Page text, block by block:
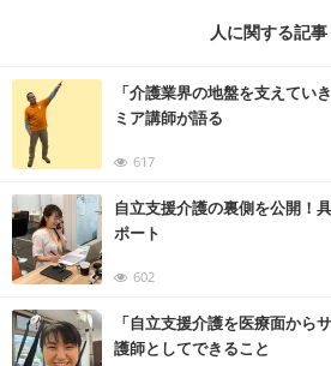
ひ
と
」
を
紹
介
す
メ
デ
ィ
ア
人に関する記事
「介護業界の地盤を支えてい
ミア講師が語る
617
自立支援介護の裏側を公開！
ポート
602
「自立支援介護を医療面から
護師としてできること